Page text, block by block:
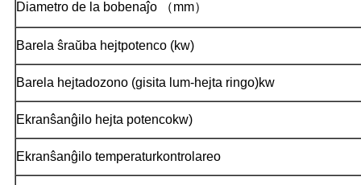
Diametro de la bobenaĵo （mm）
Barela ŝraŭba hejtpotenco (kw)
Barela hejtadozono (gisita lum-hejta ringo)kw
Ekranŝanĝilo hejta potencokw)
Ekranŝanĝilo temperaturkontrolareo